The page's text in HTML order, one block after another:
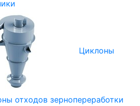
Циклоны
отходов зернопереработки